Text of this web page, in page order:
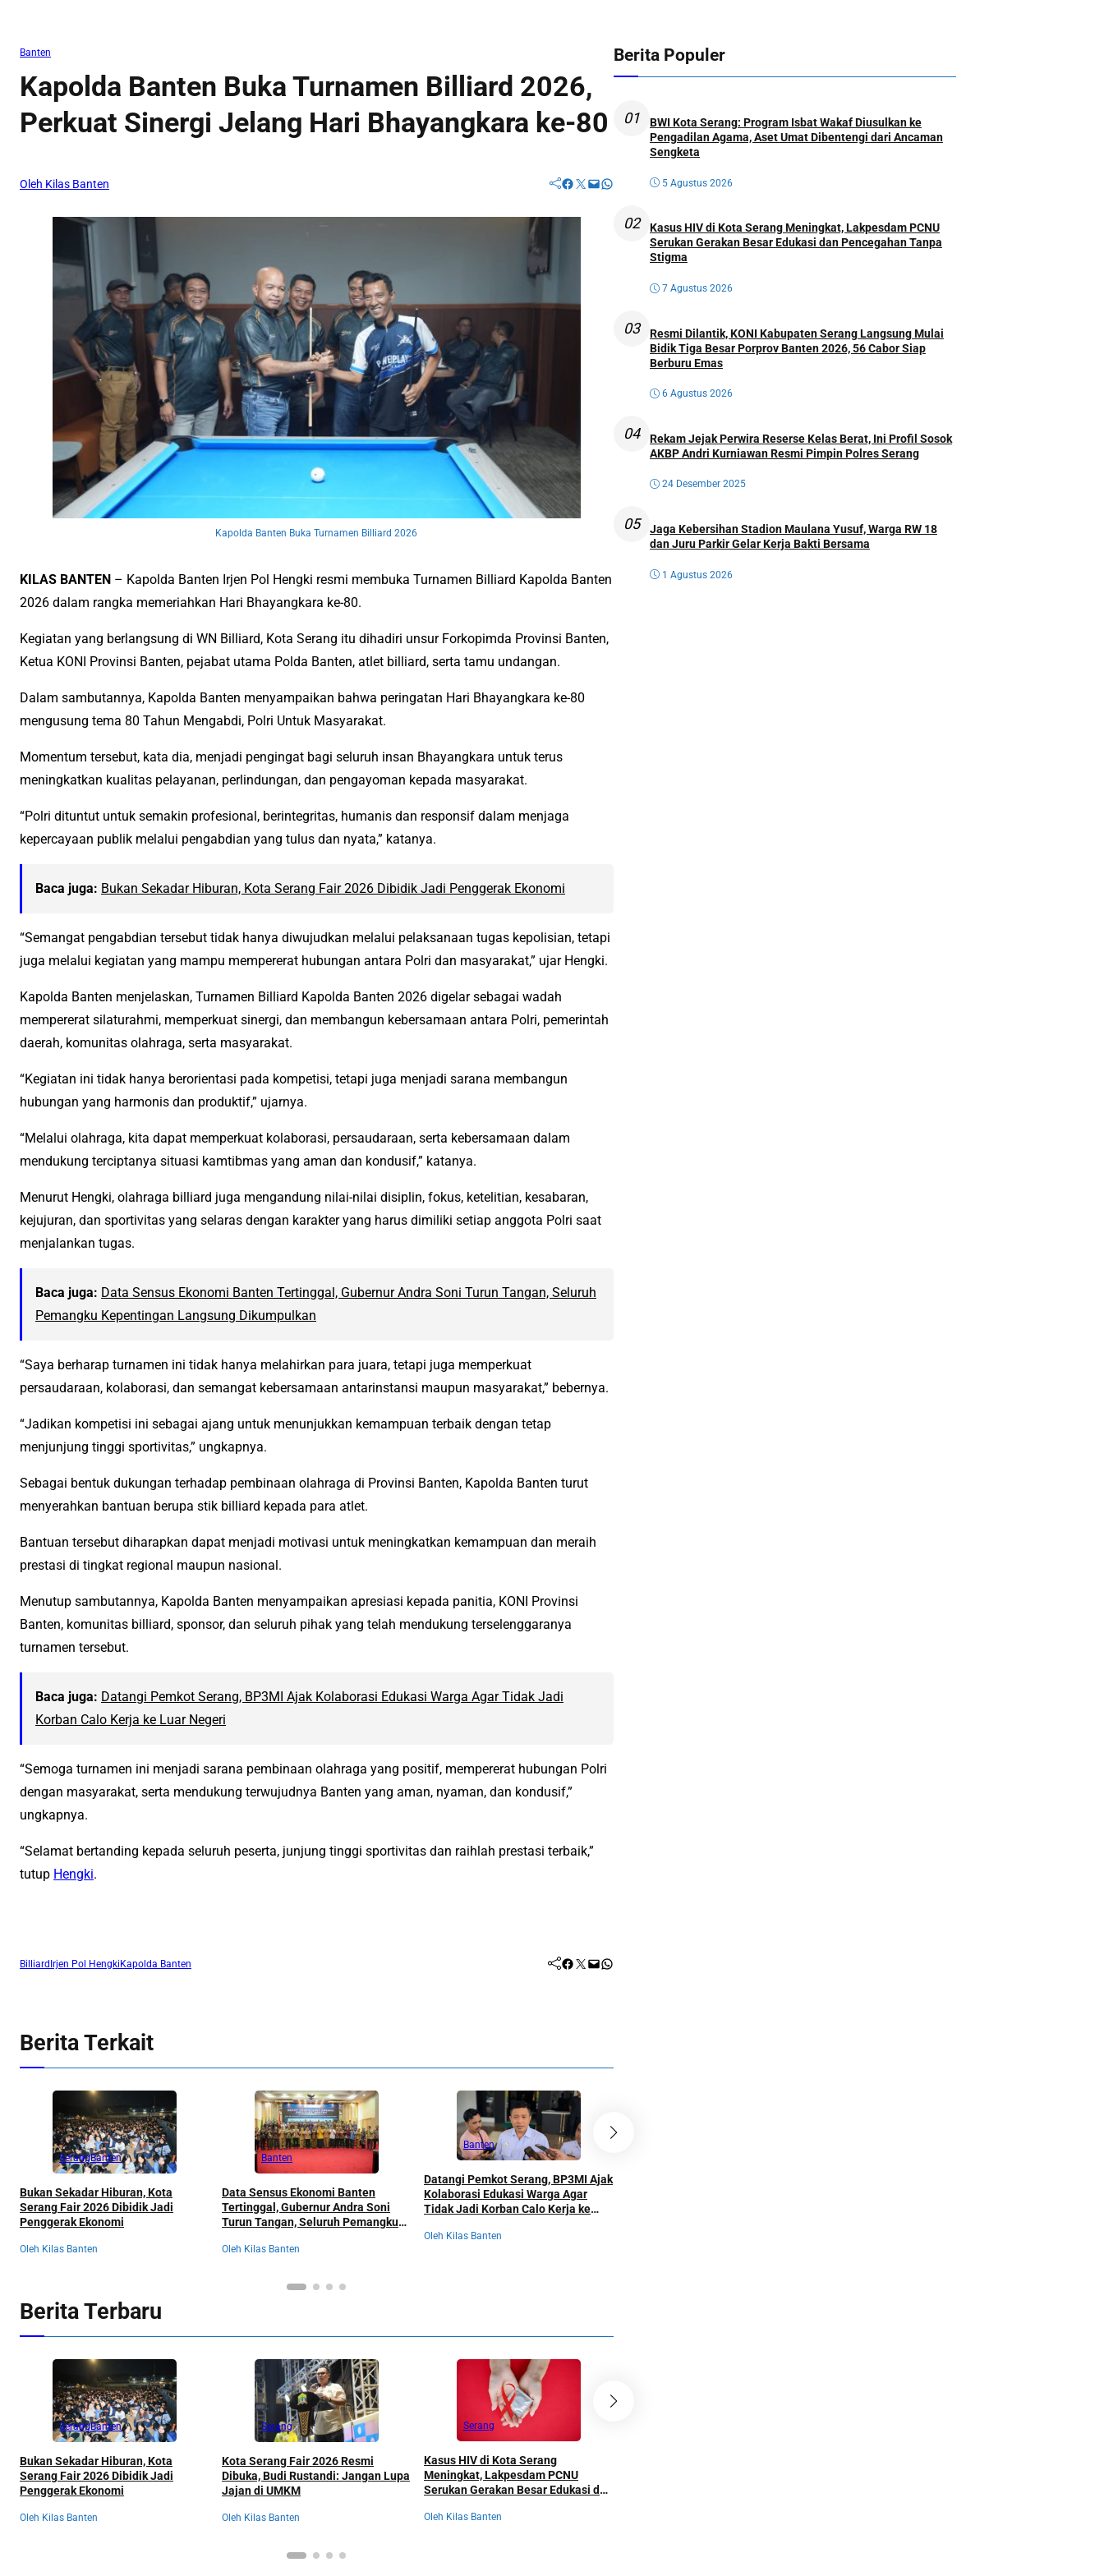
Banten
Kapolda Banten Buka Turnamen Billiard 2026,
Perkuat Sinergi Jelang Hari Bhayangkara ke-80
Oleh Kilas Banten Facebook Twitter Mail WhatsApp
Kapolda Banten Buka Turnamen Billiard 2026
KILAS BANTEN – Kapolda Banten Irjen Pol Hengki resmi membuka Turnamen Billiard Kapolda Banten
2026 dalam rangka memeriahkan Hari Bhayangkara ke-80.
Kegiatan yang berlangsung di WN Billiard, Kota Serang itu dihadiri unsur Forkopimda Provinsi Banten,
Ketua KONI Provinsi Banten, pejabat utama Polda Banten, atlet billiard, serta tamu undangan.
Dalam sambutannya, Kapolda Banten menyampaikan bahwa peringatan Hari Bhayangkara ke-80
mengusung tema 80 Tahun Mengabdi, Polri Untuk Masyarakat.
Momentum tersebut, kata dia, menjadi pengingat bagi seluruh insan Bhayangkara untuk terus
meningkatkan kualitas pelayanan, perlindungan, dan pengayoman kepada masyarakat.
“Polri dituntut untuk semakin profesional, berintegritas, humanis dan responsif dalam menjaga
kepercayaan publik melalui pengabdian yang tulus dan nyata,” katanya.
Baca juga: Bukan Sekadar Hiburan, Kota Serang Fair 2026 Dibidik Jadi Penggerak Ekonomi
“Semangat pengabdian tersebut tidak hanya diwujudkan melalui pelaksanaan tugas kepolisian, tetapi
juga melalui kegiatan yang mampu mempererat hubungan antara Polri dan masyarakat,” ujar Hengki.
Kapolda Banten menjelaskan, Turnamen Billiard Kapolda Banten 2026 digelar sebagai wadah
mempererat silaturahmi, memperkuat sinergi, dan membangun kebersamaan antara Polri, pemerintah
daerah, komunitas olahraga, serta masyarakat.
“Kegiatan ini tidak hanya berorientasi pada kompetisi, tetapi juga menjadi sarana membangun
hubungan yang harmonis dan produktif,” ujarnya.
“Melalui olahraga, kita dapat memperkuat kolaborasi, persaudaraan, serta kebersamaan dalam
mendukung terciptanya situasi kamtibmas yang aman dan kondusif,” katanya.
Menurut Hengki, olahraga billiard juga mengandung nilai-nilai disiplin, fokus, ketelitian, kesabaran,
kejujuran, dan sportivitas yang selaras dengan karakter yang harus dimiliki setiap anggota Polri saat
menjalankan tugas.
Baca juga: Data Sensus Ekonomi Banten Tertinggal, Gubernur Andra Soni Turun Tangan, Seluruh
Pemangku Kepentingan Langsung Dikumpulkan
“Saya berharap turnamen ini tidak hanya melahirkan para juara, tetapi juga memperkuat
persaudaraan, kolaborasi, dan semangat kebersamaan antarinstansi maupun masyarakat,” bebernya.
“Jadikan kompetisi ini sebagai ajang untuk menunjukkan kemampuan terbaik dengan tetap
menjunjung tinggi sportivitas,” ungkapnya.
Sebagai bentuk dukungan terhadap pembinaan olahraga di Provinsi Banten, Kapolda Banten turut
menyerahkan bantuan berupa stik billiard kepada para atlet.
Bantuan tersebut diharapkan dapat menjadi motivasi untuk meningkatkan kemampuan dan meraih
prestasi di tingkat regional maupun nasional.
Menutup sambutannya, Kapolda Banten menyampaikan apresiasi kepada panitia, KONI Provinsi
Banten, komunitas billiard, sponsor, dan seluruh pihak yang telah mendukung terselenggaranya
turnamen tersebut.
Baca juga: Datangi Pemkot Serang, BP3MI Ajak Kolaborasi Edukasi Warga Agar Tidak Jadi
Korban Calo Kerja ke Luar Negeri
“Semoga turnamen ini menjadi sarana pembinaan olahraga yang positif, mempererat hubungan Polri
dengan masyarakat, serta mendukung terwujudnya Banten yang aman, nyaman, dan kondusif,”
ungkapnya.
“Selamat bertanding kepada seluruh peserta, junjung tinggi sportivitas dan raihlah prestasi terbaik,”
tutup Hengki.
BilliardIrjen Pol HengkiKapolda Banten Facebook Twitter Mail WhatsApp
Berita Terkait
SerangBanten
Bukan Sekadar Hiburan, Kota
Serang Fair 2026 Dibidik Jadi
Penggerak Ekonomi
Oleh Kilas Banten
Banten
Data Sensus Ekonomi Banten
Tertinggal, Gubernur Andra Soni
Turun Tangan, Seluruh Pemangku
Dikumpulkan
Oleh Kilas Banten
Banten
Datangi Pemkot Serang, BP3MI Ajak
Kolaborasi Edukasi Warga Agar
Tidak Jadi Korban Calo Kerja ke
Oleh Kilas Banten
Berita Terbaru
SerangBanten
Bukan Sekadar Hiburan, Kota
Serang Fair 2026 Dibidik Jadi
Penggerak Ekonomi
Oleh Kilas Banten
Serang
Kota Serang Fair 2026 Resmi
Dibuka, Budi Rustandi: Jangan Lupa
Jajan di UMKM
Oleh Kilas Banten
Serang
Kasus HIV di Kota Serang
Meningkat, Lakpesdam PCNU
Serukan Gerakan Besar Edukasi dan
Oleh Kilas Banten
Berita Populer
01
BWI Kota Serang: Program Isbat Wakaf Diusulkan ke
Pengadilan Agama, Aset Umat Dibentengi dari Ancaman
Sengketa
5 Agustus 2026
02
Kasus HIV di Kota Serang Meningkat, Lakpesdam PCNU
Serukan Gerakan Besar Edukasi dan Pencegahan Tanpa
Stigma
7 Agustus 2026
03
Resmi Dilantik, KONI Kabupaten Serang Langsung Mulai
Bidik Tiga Besar Porprov Banten 2026, 56 Cabor Siap
Berburu Emas
6 Agustus 2026
04
Rekam Jejak Perwira Reserse Kelas Berat, Ini Profil Sosok
AKBP Andri Kurniawan Resmi Pimpin Polres Serang
24 Desember 2025
05
Jaga Kebersihan Stadion Maulana Yusuf, Warga RW 18
dan Juru Parkir Gelar Kerja Bakti Bersama
1 Agustus 2026